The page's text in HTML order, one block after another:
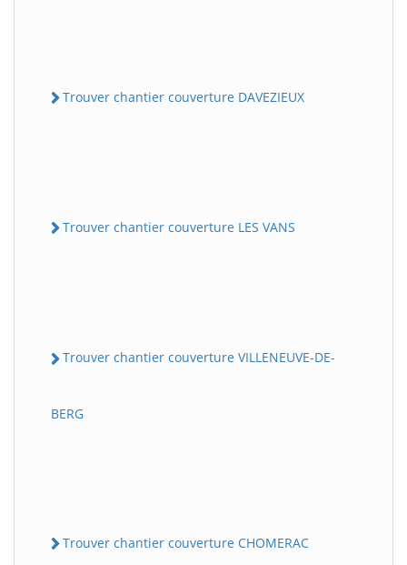
Trouver chantier couverture DAVEZIEUX
Trouver chantier couverture LES VANS
Trouver chantier couverture VILLENEUVE-DE-
BERG
Trouver chantier couverture CHOMERAC